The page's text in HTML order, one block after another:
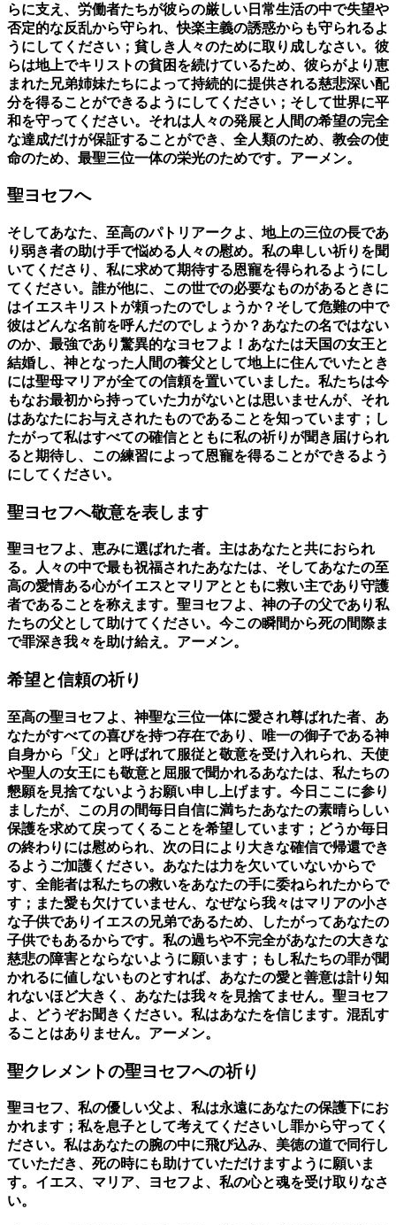
らに支え、労働者たちが彼らの厳しい日常生活の中で失望や
否定的な反乱から守られ、快楽主義の誘惑からも守られるよ
うにしてください；貧しき人々のために取り成しなさい。彼
らは地上でキリストの貧困を続けているため、彼らがより恵
まれた兄弟姉妹たちによって持続的に提供される慈悲深い配
分を得ることができるようにしてください；そして世界に平
和を守ってください。それは人々の発展と人間の希望の完全
な達成だけが保証することができ、全人類のため、教会の使
命のため、最聖三位一体の栄光のためです。アーメン。
聖ヨセフへ
そしてあなた、至高のパトリアークよ、地上の三位の長であ
り弱き者の助け手で悩める人々の慰め。私の卑しい祈りを聞
いてくださり、私に求めて期待する恩寵を得られるようにし
てください。誰が他に、この世での必要なものがあるときに
はイエスキリストが頼ったのでしょうか？そして危難の中で
彼はどんな名前を呼んだのでしょうか？あなたの名ではない
のか、最強であり驚異的なヨセフよ！あなたは天国の女王と
結婚し、神となった人間の養父として地上に住んでいたとき
には聖母マリアが全ての信頼を置いていました。私たちは今
もなお最初から持っていた力がないとは思いませんが、それ
はあなたにお与えされたものであることを知っています；し
たがって私はすべての確信とともに私の祈りが聞き届けられ
ると期待し、この練習によって恩寵を得ることができるよう
にしてください。
聖ヨセフへ敬意を表します
聖ヨセフよ、恵みに選ばれた者。主はあなたと共におられ
る。人々の中で最も祝福されたあなたは、そしてあなたの至
高の愛情ある心がイエスとマリアとともに救い主であり守護
者であることを称えます。聖ヨセフよ、神の子の父であり私
たちの父として助けてください。今この瞬間から死の間際ま
で罪深き我々を助け給え。アーメン。
希望と信頼の祈り
至高の聖ヨセフよ、神聖な三位一体に愛され尊ばれた者、あ
なたがすべての喜びを持つ存在であり、唯一の御子である神
自身から「父」と呼ばれて服従と敬意を受け入れられ、天使
や聖人の女王にも敬意と屈服で聞かれるあなたは、私たちの
懇願を見捨てないようお願い申し上げます。今日ここに参り
ましたが、この月の間毎日自信に満ちたあなたの素晴らしい
保護を求めて戻ってくることを希望しています；どうか毎日
の終わりには慰められ、次の日により大きな確信で帰還でき
るようご加護ください。あなたは力を欠いていないからで
す、全能者は私たちの救いをあなたの手に委ねられたからで
す；また愛も欠けていません、なぜなら我々はマリアの小さ
な子供でありイエスの兄弟であるため、したがってあなたの
子供でもあるからです。私の過ちや不完全があなたの大きな
慈悲の障害とならないように願います；もし私たちの罪が聞
かれるに値しないものとすれば、あなたの愛と善意は計り知
れないほど大きく、あなたは我々を見捨てません。聖ヨセフ
よ、どうぞお聞きください。私はあなたを信じます。混乱す
ることはありません。アーメン。
聖クレメントの聖ヨセフへの祈り
聖ヨセフ、私の優しい父よ、私は永遠にあなたの保護下にお
かれます；私を息子として考えてくださいし罪から守ってく
ださい。私はあなたの腕の中に飛び込み、美徳の道で同行し
ていただき、死の時にも助けていただけますように願いま
す。イエス、マリア、ヨセフよ、私の心と魂を受け取りなさ
い。